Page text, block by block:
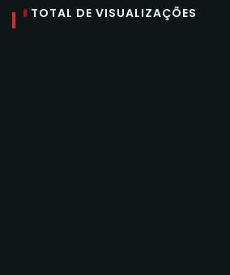
TOTAL DE VISUALIZAÇÕES